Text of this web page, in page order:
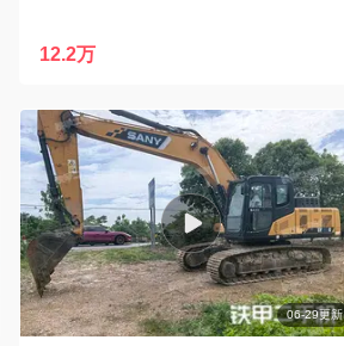
12.2万
06-29更新